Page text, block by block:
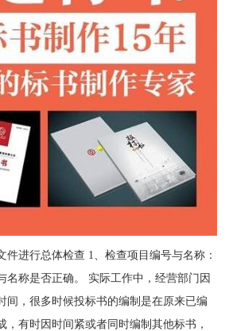
件进行总体检查 1、检查项目编号与名称：
名称是否正确。 实际工作中，经营部门因
间，很多时候投标书的编制是在原来已编
，有时因时间紧或者同时编制其他标书，